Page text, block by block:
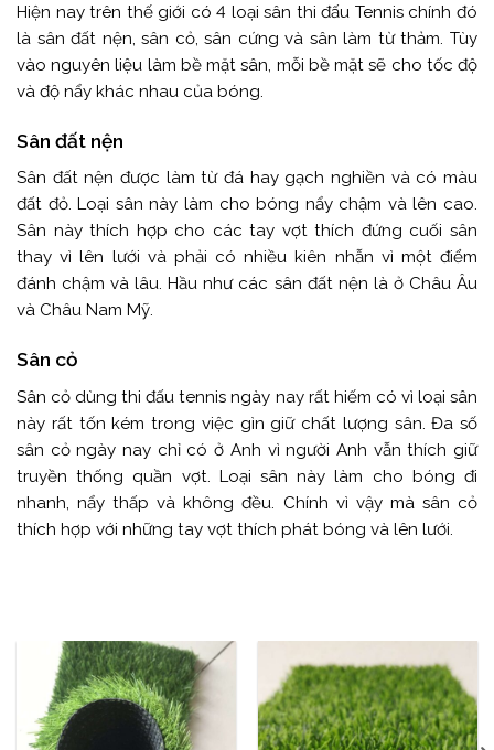
Hiện nay trên thế giới có 4 loại sân thi đấu Tennis chính đó
là sân đất nện, sân cỏ, sân cứng và sân làm từ thảm. Tùy
vào nguyên liệu làm bề mặt sân, mỗi bề mặt sẽ cho tốc độ
và độ nẩy khác nhau của bóng.
Sân đất nện
Sân đất nện được làm từ đá hay gạch nghiền và có màu
đất đỏ. Loại sân này làm cho bóng nẩy chậm và lên cao.
Sân này thích hợp cho các tay vợt thích đứng cuối sân
thay vì lên lưới và phải có nhiều kiên nhẫn vì một điểm
đánh chậm và lâu. Hầu như các sân đất nện là ở Châu Âu
và Châu Nam Mỹ.
Sân cỏ
Sân cỏ dùng thi đấu tennis ngày nay rất hiếm có vì loại sân
này rất tốn kém trong việc gìn giữ chất lượng sân. Đa số
sân cỏ ngày nay chỉ có ở Anh vì người Anh vẫn thích giữ
truyền thống quần vợt. Loại sân này làm cho bóng đi
nhanh, nẩy thấp và không đều. Chính vì vậy mà sân cỏ
thích hợp với những tay vợt thích phát bóng và lên lưới.